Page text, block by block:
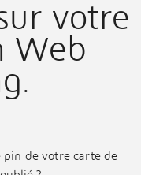
votre
Web
pin de votre carte de